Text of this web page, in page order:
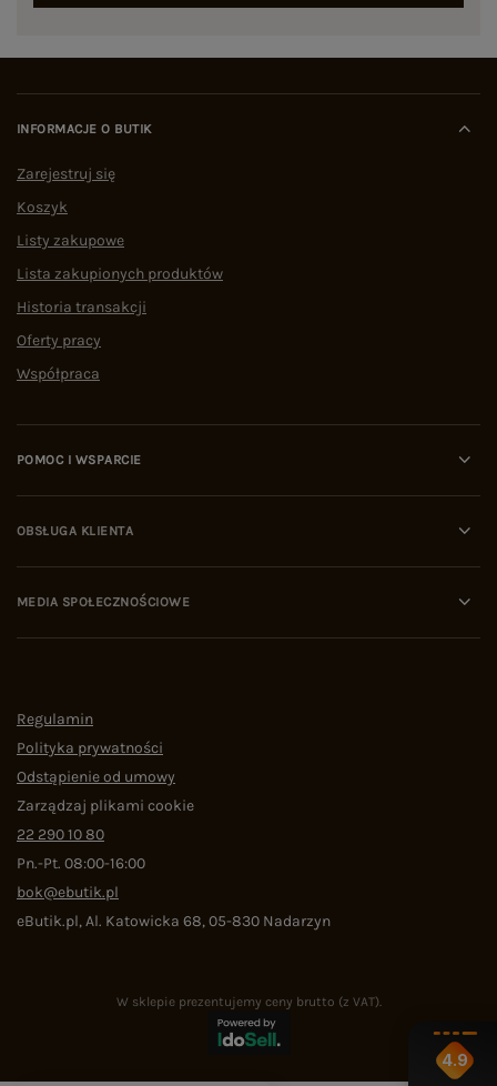
INFORMACJE O BUTIK
Zarejestruj się
Koszyk
Listy zakupowe
Lista zakupionych produktów
Historia transakcji
Oferty pracy
Współpraca
POMOC I WSPARCIE
OBSŁUGA KLIENTA
MEDIA SPOŁECZNOŚCIOWE
Regulamin
Polityka prywatności
Odstąpienie od umowy
Zarządzaj plikami cookie
22 290 10 80
Pn.-Pt. 08:00-16:00
bok@ebutik.pl
eButik.pl,Al. Katowicka 68,05-830 Nadarzyn
W sklepie prezentujemy ceny brutto (z VAT).
4.9